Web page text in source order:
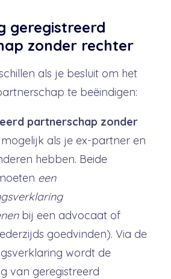
geregistreerd
zonder rechter
als je besluit om het
te beëindigen:
partnerschap zonder
mogelijk als je ex-partner en
hebben. Beide
een
bij een advocaat of
goedvinden). Via de
wordt de
van geregistreerd